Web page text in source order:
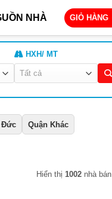
NHÀ GIỎ HÀNG
HXH/ MT
Đức Quận Khác
Hiển thị 1002 nhà